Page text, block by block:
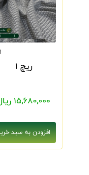
ریچ 1
15,680,000 ریال